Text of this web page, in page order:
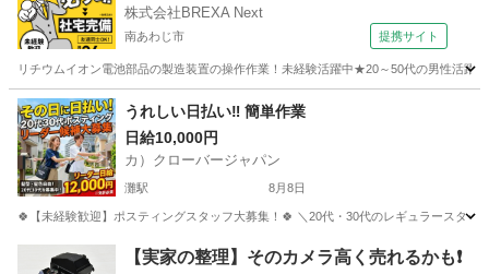
株式会社BREXA Next
南あわじ市 提携サイト
リチウムイオン電池部品の製造装置の操作作業！未経験活躍中★20～50代の男性活
兵庫 南あわじ市 その他
うれしい日払い‼ 簡単作業
日給10,000円
カ）クローバージャパン
灘駅 8月8日
🍀【未経験歓迎】ポスティングスタッフ大募集！🍀 ＼20代・30代のレギュラースタ
灘駅 軽作業 スタッフ
【実家の整理】そのカメラ高く売れるかも❗️